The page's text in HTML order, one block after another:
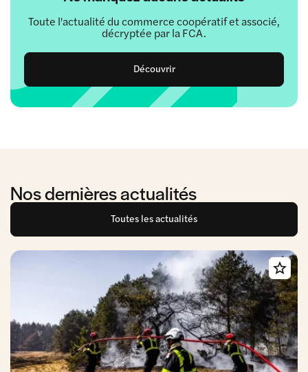
Toute l'actualité du commerce coopératif et associé,
décryptée par la FCA.
Découvrir
Nos dernières actualités
Toutes les actualités